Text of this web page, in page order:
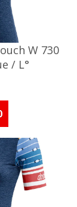
W 730
/ L°
dan 5 stuks